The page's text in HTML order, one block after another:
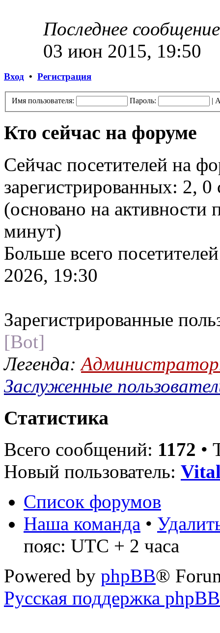
Последнее сообщение
03 июн 2015, 19:50
Вход • Регистрация
Имя пользователя: Пароль: |
Кто сейчас на форуме
Сейчас посетителей на
зарегистрированных: 2,
(основано на активности
минут)
Больше всего
2026, 19:30
Зарегистрированные
[Bot]
Легенда:
Заслуженные
Статистика
Всего сообщений: 1172 •
Новый пользователь:
Список форумов
Наша команда •
пояс: UTC + 2 часа
Powered by phpBB®
Русская поддержка phpBB